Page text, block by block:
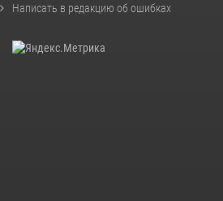
Написать в редакцию об ошибках